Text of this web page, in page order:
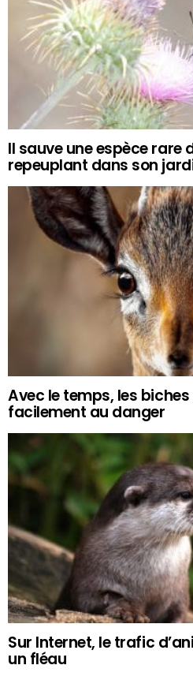
Il sauve une espèce rare
repeuplant dans son
Avec le temps, les
facilement au danger
Sur Internet, le trafic
un fléau